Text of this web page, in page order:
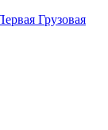
Грузовая